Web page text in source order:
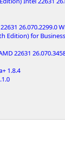
26.070.2299.0
Edition) for
22631
1.8.4